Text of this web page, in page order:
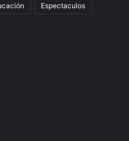
Espectaculos